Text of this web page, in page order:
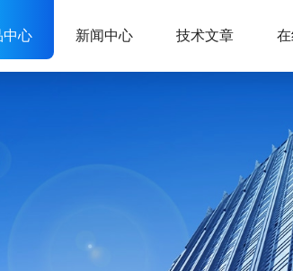
中心 新闻中心 技术文章